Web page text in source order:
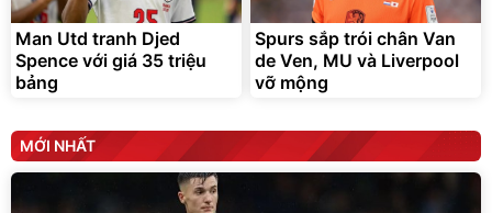
392.000 đ
325.000
Đã bán nhiều
9.900.000đ
7.092.000
Đang xem nhiều
G-FORCE VIETNA
Man Utd tranh Djed
Spence với giá 35 triệu
bảng
Spurs sắp trói chân Van
de Ven, MU và Liverpool
vỡ mộng
MỚI NHẤT